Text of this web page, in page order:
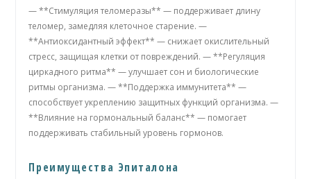
— **Стимуляция теломеразы** — поддерживает длину
теломер, замедляя клеточное старение. —
**Антиоксидантный эффект** — снижает окислительный
стресс, защищая клетки от повреждений. — **Регуляция
циркадного ритма** — улучшает сон и биологические
ритмы организма. — **Поддержка иммунитета** —
способствует укреплению защитных функций организма. —
**Влияние на гормональный баланс** — помогает
поддерживать стабильный уровень гормонов.
Преимущества Эпиталона